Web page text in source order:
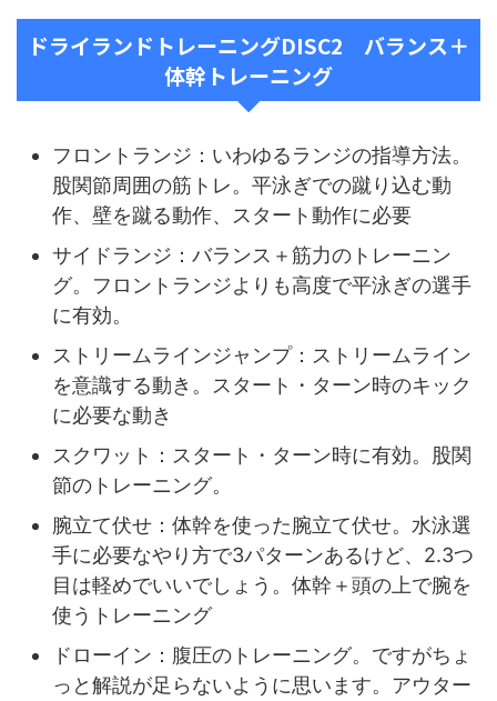
ドライランドトレーニングDISC2 バランス＋
体幹トレーニング
フロントランジ：いわゆるランジの指導方法。
股関節周囲の筋トレ。平泳ぎでの蹴り込む動
作、壁を蹴る動作、スタート動作に必要
サイドランジ：バランス＋筋力のトレーニン
グ。フロントランジよりも高度で平泳ぎの選手
に有効。
ストリームラインジャンプ：ストリームライン
を意識する動き。スタート・ターン時のキック
に必要な動き
スクワット：スタート・ターン時に有効。股関
節のトレーニング。
腕立て伏せ：体幹を使った腕立て伏せ。水泳選
手に必要なやり方で3パターンあるけど、2.3つ
目は軽めでいいでしょう。体幹＋頭の上で腕を
使うトレーニング
ドローイン：腹圧のトレーニング。ですがちょ
っと解説が足らないように思います。アウター